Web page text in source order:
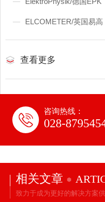
ELCOMETER/英国易高
查看更多
咨询热线：
028-
相关文章
致力于成为更好的解决方案供